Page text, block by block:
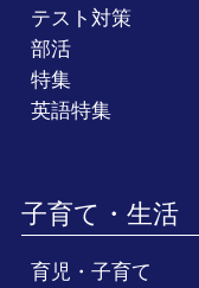
テスト対策
部活
特集
英語特集
子育て・生活
育児・子育て